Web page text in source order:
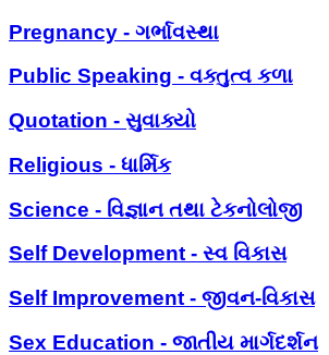
Pregnancy - ગર્ભાવસ્થા
Public Speaking - વક્તુત્વ કળા
Quotation - સુવાક્યો
Religious - ધાર્મિક
Science - વિજ્ઞાન તથા ટેકનોલોજી
Self Development - સ્વ વિકાસ
Self Improvement - જીવન-વિકાસ
Sex Education - જાતીય માર્ગદર્શન